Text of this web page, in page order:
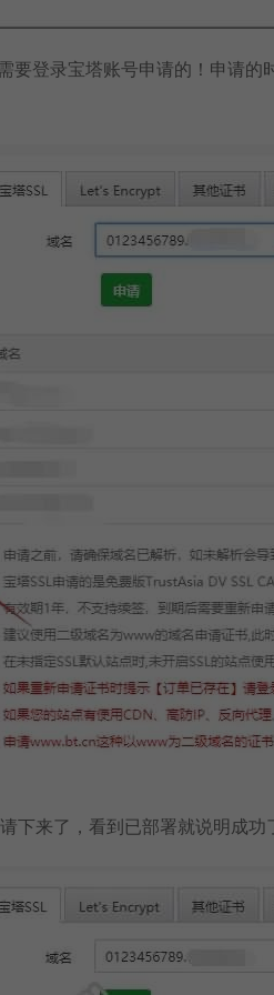
要登录宝塔账号申请的！申请
下来了，看到已部署就说明成功